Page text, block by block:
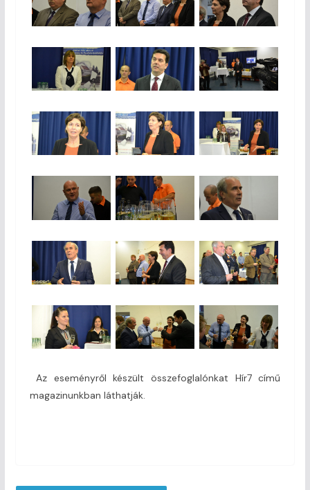
Az eseményről készült összefoglalónkat Hír7 című
magazinunkban láthatják.